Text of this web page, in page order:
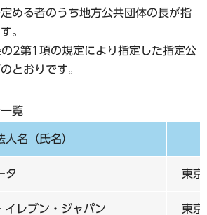
める者のうち地方公共団体の長が指
。
2第1項の規定により指定した指定公
とおりです。
覧
人名（氏名）
タ 東京
レブン・ジャパン 東京